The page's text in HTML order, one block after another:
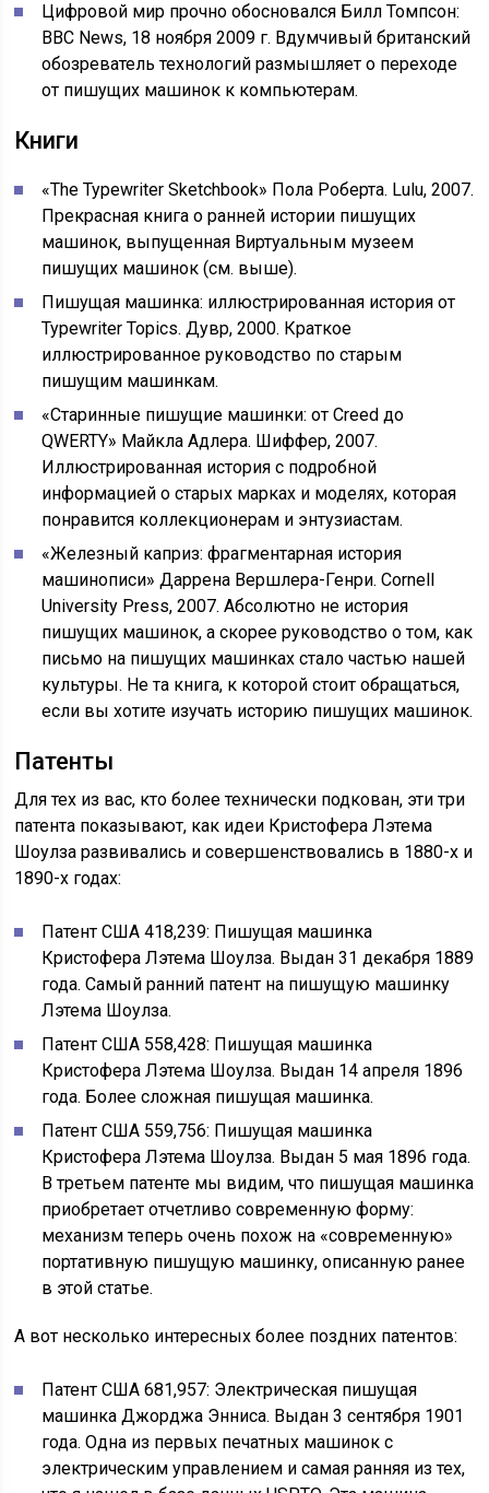
Цифровой мир прочно обосновался Билл Томпсон:
BBC News, 18 ноября 2009 г. Вдумчивый британский
обозреватель технологий размышляет о переходе
от пишущих машинок к компьютерам.
Книги
«The Typewriter Sketchbook» Пола Роберта. Lulu, 2007.
Прекрасная книга о ранней истории пишущих
машинок, выпущенная Виртуальным музеем
пишущих машинок (см. выше).
Пишущая машинка: иллюстрированная история от
Typewriter Topics. Дувр, 2000. Краткое
иллюстрированное руководство по старым
пишущим машинкам.
«Старинные пишущие машинки: от Creed до
QWERTY» Майкла Адлера. Шиффер, 2007.
Иллюстрированная история с подробной
информацией о старых марках и моделях, которая
понравится коллекционерам и энтузиастам.
«Железный каприз: фрагментарная история
машинописи» Даррена Вершлера-Генри. Cornell
University Press, 2007. Абсолютно не история
пишущих машинок, а скорее руководство о том, как
письмо на пишущих машинках стало частью нашей
культуры. Не та книга, к которой стоит обращаться,
если вы хотите изучать историю пишущих машинок.
Патенты
Для тех из вас, кто более технически подкован, эти три
патента показывают, как идеи Кристофера Лэтема
Шоулза развивались и совершенствовались в 1880-х и
1890-х годах:
Патент США 418,239: Пишущая машинка
Кристофера Лэтема Шоулза. Выдан 31 декабря 1889
года. Самый ранний патент на пишущую машинку
Лэтема Шоулза.
Патент США 558,428: Пишущая машинка
Кристофера Лэтема Шоулза. Выдан 14 апреля 1896
года. Более сложная пишущая машинка.
Патент США 559,756: Пишущая машинка
Кристофера Лэтема Шоулза. Выдан 5 мая 1896 года.
В третьем патенте мы видим, что пишущая машинка
приобретает отчетливо современную форму:
механизм теперь очень похож на «современную»
портативную пишущую машинку, описанную ранее
в этой статье.
А вот несколько интересных более поздних патентов:
Патент США 681,957: Электрическая пишущая
машинка Джорджа Энниса. Выдан 3 сентября 1901
года. Одна из первых печатных машинок с
электрическим управлением и самая ранняя из тех,